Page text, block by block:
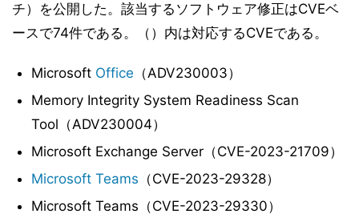
チ）を公開した。該当するソフトウェア修正はCVEベ
ースで74件である。（）内は対応するCVEである。
Microsoft Office （ADV230003）
Memory Integrity System Readiness Scan
Tool（ADV230004）
Microsoft Exchange Server（CVE-2023-21709）
Microsoft Teams （CVE-2023-29328）
Microsoft Teams（CVE-2023-29330）